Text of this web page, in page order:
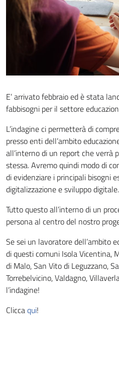
E’ arrivato febbraio ed è stata
fabbisogni per il settore
L’indagine ci permetterà di
presso enti dell’ambito
all’interno di un report che verrà
stessa. Avremo quindi modo di
di evidenziare i principali bisogni
digitalizzazione e sviluppo digitale.
Tutto questo all’interno di un
persona al centro del nostro
Se sei un lavoratore dell’ambito
di questi comuni Isola Vicentina,
di Malo, San Vito di Leguzzano,
Torrebelvicino, Valdagno,
l’indagine!
Cliccaqui!